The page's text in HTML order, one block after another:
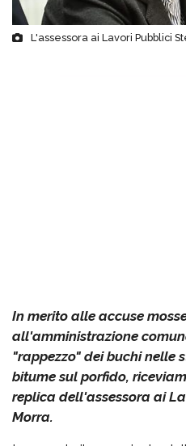
L'assessora ai Lavori Pubblici
In merito alle accuse
all'amministrazione
"rappezzo" dei buchi nelle
bitume sul porfido,
replica dell'assessora ai
Morra.